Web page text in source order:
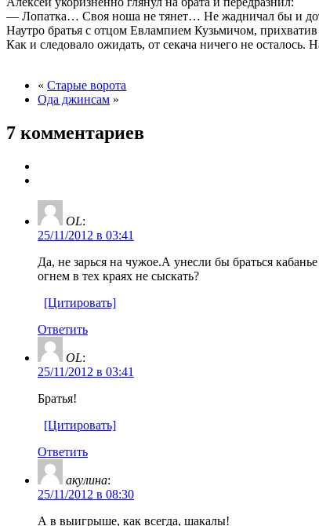
— Лопатка… Своя ноша не тянет… Не жадничал бы и
Наутро братья с отцом Евлампием Кузьмичом,
Как и следовало ожидать, от секача ничего не
« Старые ворота
Ода джинсам »
7 комментариев
OL:
25/11/2012 в 03:41
Да, не зарься на чужое.А унесли бы браться
огнем в тех краях не сыскать?
[Цитировать]
Ответить
OL:
25/11/2012 в 03:41
Братья!
[Цитировать]
Ответить
акулина:
25/11/2012 в 08:30
А в выигрыше, как всегда, шакалы!